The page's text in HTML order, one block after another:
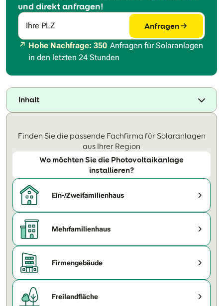
und direkt anfragen!
Ihre PLZ Anfragen
Hohe Nachfrage: 350 Anfragen für Solaranlagen
in den letzten 24 Stunden
Inhalt
Finden Sie die passende Fachfirma für Solaranlagen
aus Ihrer Region
Wo möchten Sie die Photovoltaikanlage
installieren?
Ein-/Zweifamilienhaus
Mehrfamilienhaus
Firmengebäude
Freilandfläche